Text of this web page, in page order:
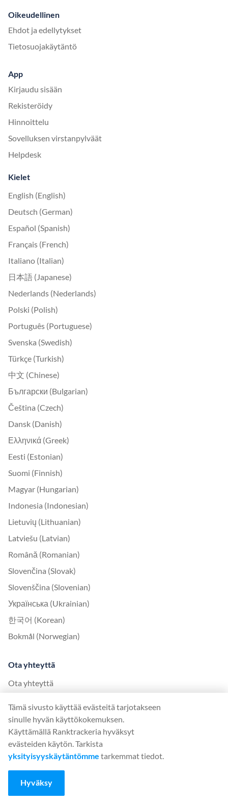
Oikeudellinen
Ehdot ja edellytykset
Tietosuojakäytäntö
App
Kirjaudu sisään
Rekisteröidy
Hinnoittelu
Sovelluksen virstanpylväät
Helpdesk
Kielet
English (English)
Deutsch (German)
Español (Spanish)
Français (French)
Italiano (Italian)
日本語 (Japanese)
Nederlands (Nederlands)
Polski (Polish)
Português (Portuguese)
Svenska (Swedish)
Türkçe (Turkish)
中文 (Chinese)
Български (Bulgarian)
Čeština (Czech)
Dansk (Danish)
Ελληνικά (Greek)
Eesti (Estonian)
Suomi (Finnish)
Magyar (Hungarian)
Indonesia (Indonesian)
Lietuvių (Lithuanian)
Latviešu (Latvian)
Română (Romanian)
Slovenčina (Slovak)
Slovenščina (Slovenian)
Українська (Ukrainian)
한국어 (Korean)
Bokmål (Norwegian)
Ota yhteyttä
Ota yhteyttä
United Kingdom Office
Ranktracker Ltd
144A Clerkenwell Rd
London, EC1R 5DF
Company No: 08820809
felix@ranktracker.com
Tämä sivusto käyttää evästeitä tarjotakseen
sinulle hyvän käyttökokemuksen.
Käyttämällä Ranktrackeria hyväksyt
evästeiden käytön. Tarkista
yksityisyyskäytäntömme tarkemmat tiedot.
Hyväksy